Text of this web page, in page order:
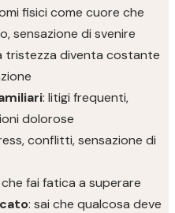
fisici come cuore che
sensazione di svenire
tristezza diventa costante
: litigi frequenti,
dolorose
conflitti, sensazione di
che fai fatica a superare
: sai che qualcosa deve